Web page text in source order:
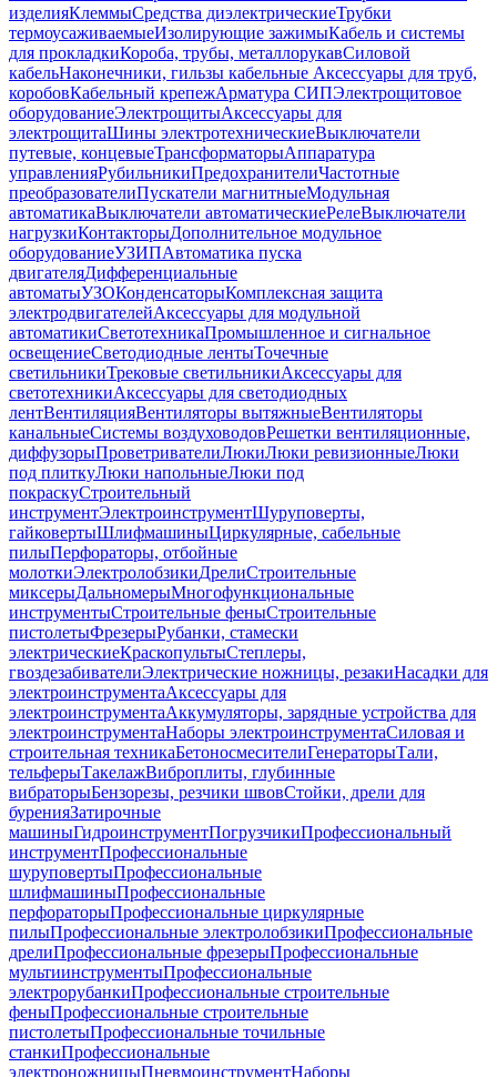
изделияКлеммыСредства диэлектрическиеТрубки
термоусаживаемыеИзолирующие зажимыКабель и системы
для прокладкиКороба, трубы, металлорукавСиловой
кабельНаконечники, гильзы кабельные Аксессуары для труб,
коробовКабельный крепежАрматура СИПЭлектрощитовое
оборудованиеЭлектрощитыАксессуары для
электрощитаШины электротехническиеВыключатели
путевые, концевыеТрансформаторыАппаратура
управленияРубильникиПредохранителиЧастотные
преобразователиПускатели магнитныеМодульная
автоматикаВыключатели автоматическиеРелеВыключатели
нагрузкиКонтакторыДополнительное модульное
оборудованиеУЗИПАвтоматика пуска
двигателяДифференциальные
автоматыУЗОКонденсаторыКомплексная защита
электродвигателейАксессуары для модульной
автоматикиСветотехникаПромышленное и сигнальное
освещениеСветодиодные лентыТочечные
светильникиТрековые светильникиАксессуары для
светотехникиАксессуары для светодиодных
лентВентиляцияВентиляторы вытяжныеВентиляторы
канальныеСистемы воздуховодовРешетки вентиляционные,
диффузорыПроветривателиЛюкиЛюки ревизионныеЛюки
под плиткуЛюки напольныеЛюки под
покраскуСтроительный
инструментЭлектроинструментШуруповерты,
гайковертыШлифмашиныЦиркулярные, сабельные
пилыПерфораторы, отбойные
молоткиЭлектролобзикиДрелиСтроительные
миксерыДальномерыМногофункциональные
инструментыСтроительные феныСтроительные
пистолетыФрезерыРубанки, стамески
электрическиеКраскопультыСтеплеры,
гвоздезабивателиЭлектрические ножницы, резакиНасадки для
электроинструментаАксессуары для
электроинструментаАккумуляторы, зарядные устройства для
электроинструментаНаборы электроинструментаСиловая и
строительная техникаБетоносмесителиГенераторыТали,
тельферыТакелажВиброплиты, глубинные
вибраторыБензорезы, резчики швовСтойки, дрели для
буренияЗатирочные
машиныГидроинструментПогрузчикиПрофессиональный
инструментПрофессиональные
шуруповертыПрофессиональные
шлифмашиныПрофессиональные
перфораторыПрофессиональные циркулярные
пилыПрофессиональные электролобзикиПрофессиональные
дрелиПрофессиональные фрезерыПрофессиональные
мультиинструментыПрофессиональные
электрорубанкиПрофессиональные строительные
феныПрофессиональные строительные
пистолетыПрофессиональные точильные
станкиПрофессиональные
электроножницыПневмоинструментНаборы